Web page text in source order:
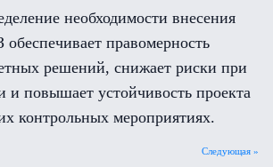
необходимости внесения
правомерность
решений, снижает риски при
и повышает устойчивость проекта
контрольных мероприятиях.
Следующая »